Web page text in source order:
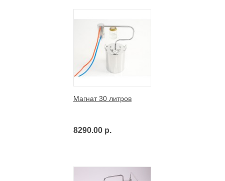
Магнат 30 литров
8290.00 р.